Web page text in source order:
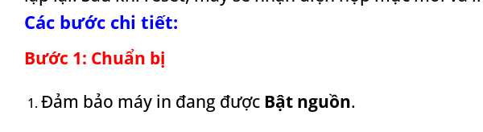
Các bước chi tiết:
Bước 1: Chuẩn bị
Đảm bảo máy in đang được Bật nguồn.